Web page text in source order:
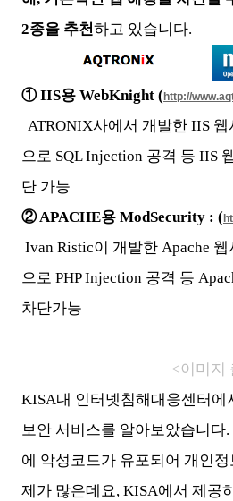
2종을 추천하고 있습니다.
① IIS용 WebKnight (http://
ATRONIX사에서 개발한 IIS
으로 SQL Injection 공격 등 IIS
단 가능
② APACHE용 ModSecurity : (
Ivan Ristic이 개발한 Apache
으로 PHP Injection 공격 등
차단가능
<이미지
KISA내 인터넷침해대응센터에
보안 서비스를 알아보았습니다.
에 악성코드가 유포되어 개인
제가 많은데요, KISA에서 제공